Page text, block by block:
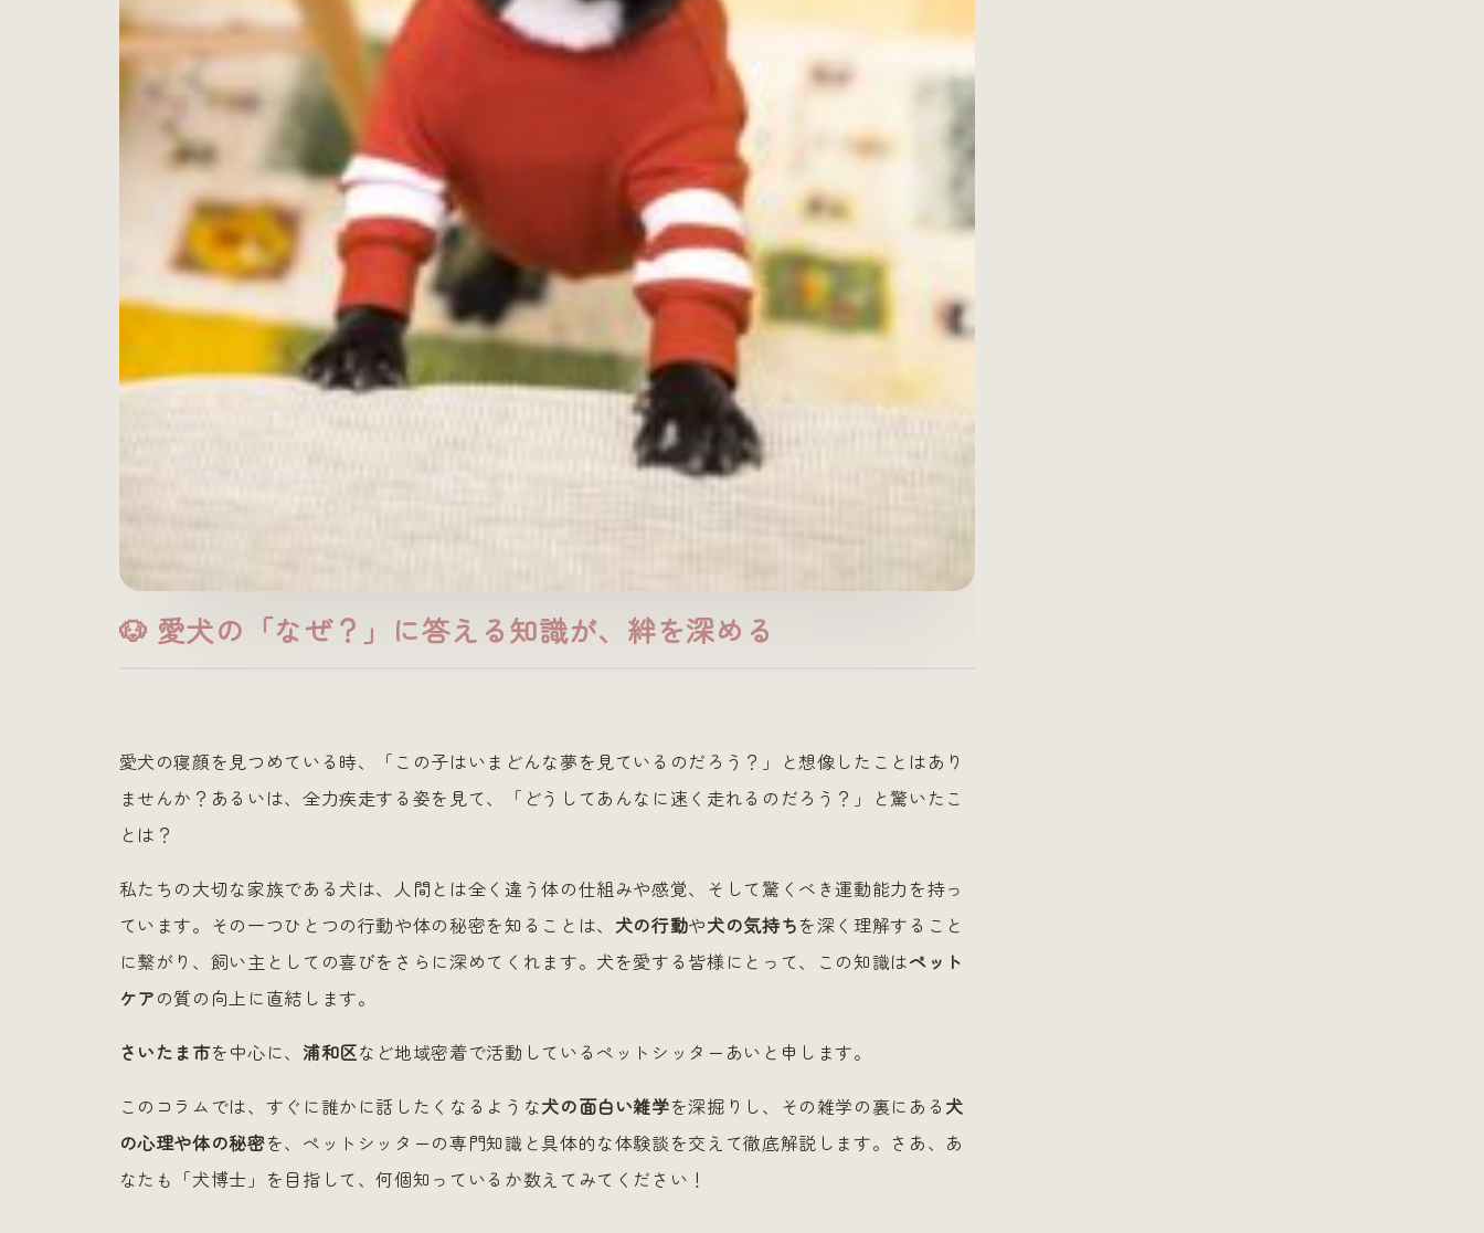
🐶 愛犬の「なぜ？」に答える知識が、絆を深める
愛犬の寝顔を見つめている時、「この子はいまどんな夢を見ているのだろう？」と想像したことはあり
ませんか？あるいは、全力疾走する姿を見て、「どうしてあんなに速く走れるのだろう？」と驚いたこ
とは？
私たちの大切な家族である犬は、人間とは全く違う体の仕組みや感覚、そして驚くべき運動能力を持っ
ています。その一つひとつの行動や体の秘密を知ることは、 犬の行動や犬の気持ち を深く理解すること
に繋がり、飼い主としての喜びをさらに深めてくれます。犬を愛する皆様にとって、この知識はペット
ケア の質の向上に直結します。
さいたま市を中心に、 浦和区など地域密着で活動しているペットシッターあいと申します。
このコラムでは、すぐに誰かに話したくなるような犬の面白い雑学を深掘りし、その雑学の裏にある 犬
の心理や体の秘密を、ペットシッターの専門知識と具体的な体験談を交えて徹底解説します。さあ、あ
なたも「犬博士」を目指して、何個知っているか数えてみてください！